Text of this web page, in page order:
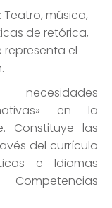
música,
de retórica,
representa el
en la
Constituye las
del currículo
e Idiomas